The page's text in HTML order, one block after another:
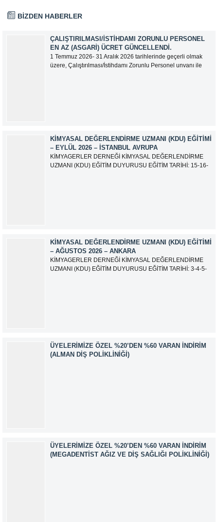
BİZDEN HABERLER
ÇALIŞTIRILMASI/İSTIHDAMI ZORUNLU PERSONEL
EN AZ (ASGARI) ÜCRET GÜNCELLENDI.
1 Temmuz 2026- 31 Aralık 2026 tarihlerinde geçerli olmak
üzere, Çalıştırılması/İstihdamı Zorunlu Personel unvanı ile
KIMYASAL DEĞERLENDIRME UZMANI (KDU) EĞITIMI
– EYLÜL 2026 – İSTANBUL AVRUPA
KİMYAGERLER DERNEĞİ KİMYASAL DEĞERLENDİRME
UZMANI (KDU) EĞİTİM DUYURUSU EĞİTİM TARİHİ: 15-16-
KIMYASAL DEĞERLENDIRME UZMANI (KDU) EĞITIMI
– AĞUSTOS 2026 – ANKARA
KİMYAGERLER DERNEĞİ KİMYASAL DEĞERLENDİRME
UZMANI (KDU) EĞİTİM DUYURUSU EĞİTİM TARİHİ: 3-4-5-
ÜYELERIMIZE ÖZEL %20’DEN %60 VARAN İNDIRIM
(ALMAN DIŞ POLIKLINIĞI)
ÜYELERIMIZE ÖZEL %20’DEN %60 VARAN İNDIRIM
(MEGADENTIST AĞIZ VE DIŞ SAĞLIĞI POLIKLINIĞI)